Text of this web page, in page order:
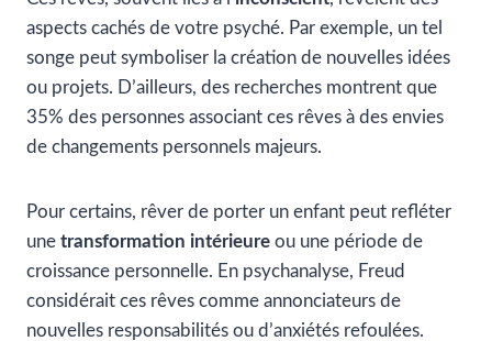
aspects cachés de votre psyché. Par exemple, un tel
songe peut symboliser la création de nouvelles idées
ou projets. D’ailleurs, des recherches montrent que
35% des personnes associant ces rêves à des envies
de changements personnels majeurs.
Pour certains, rêver de porter un enfant peut refléter
une transformation intérieure ou une période de
croissance personnelle. En psychanalyse, Freud
considérait ces rêves comme annonciateurs de
nouvelles responsabilités ou d’anxiétés refoulées.